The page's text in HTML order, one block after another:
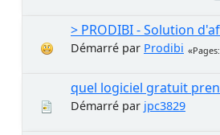
> PRODIBI - Solution
Démarré par Prodibi Pages
quel logiciel gratuit
Démarré par jpc3829